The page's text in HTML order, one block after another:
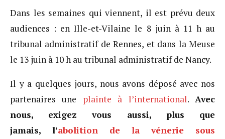
Dans les semaines qui viennent, il est prévu deux
audiences : en Ille-et-Vilaine le 8 juin à 11 h au
tribunal administratif de Rennes, et dans la Meuse
le 13 juin à 10 h au tribunal administratif de Nancy.
Il y a quelques jours, nous avons déposé avec nos
partenaires une plainte à l’international.Avec
nous, exigez vous aussi, plus que
jamais, l’abolition de la vénerie sous